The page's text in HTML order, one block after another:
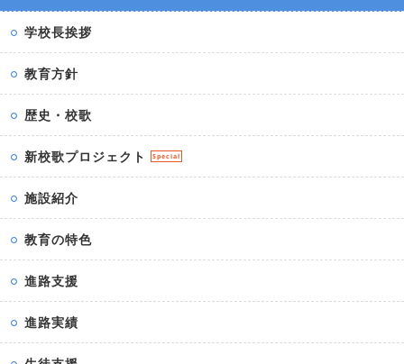
学校長挨拶
教育方針
歴史・校歌
新校歌プロジェクト Special
施設紹介
教育の特色
進路支援
進路実績